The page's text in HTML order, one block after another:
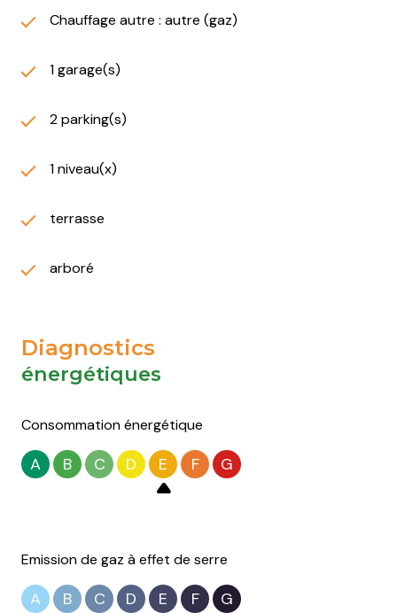
Chauffage autre : autre (gaz)
1 garage(s)
2 parking(s)
1 niveau(x)
terrasse
arboré
Diagnostics
énergétiques
Consommation énergétique
A B C D E F G
Emission de gaz à effet de serre
A B C D E F G